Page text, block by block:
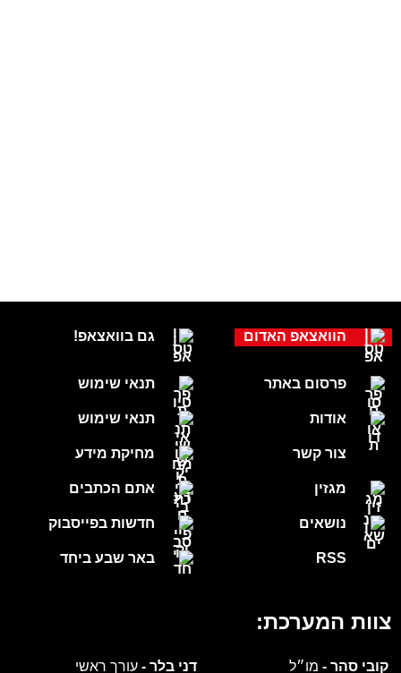
גם בוואצאפ!
תנאי שימוש
תנאי שימוש
מחיקת מידע
אתם הכתבים
חדשות בפייסבוק
באר שבע ביחד
הוואצאפ האדום
פרסום באתר
אודות
צור קשר
מגזין
נושאים
RSS
צוות המערכת:
קובי סהר - מו״ל דני בלר -עורך ראשי